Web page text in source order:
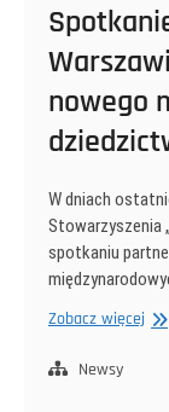
nowego
W dniach
Stowarzyszenia
spotkaniu
Zobacz więcej
Newsy